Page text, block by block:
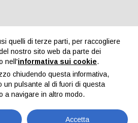
Area riservata
quelli di terze parti, per raccogliere
nostro sito web da parte dei
nell'informativa sui cookie.
chiudendo questa informativa,
un pulsante al di fuori di questa
a navigare in altro modo.
Accetta